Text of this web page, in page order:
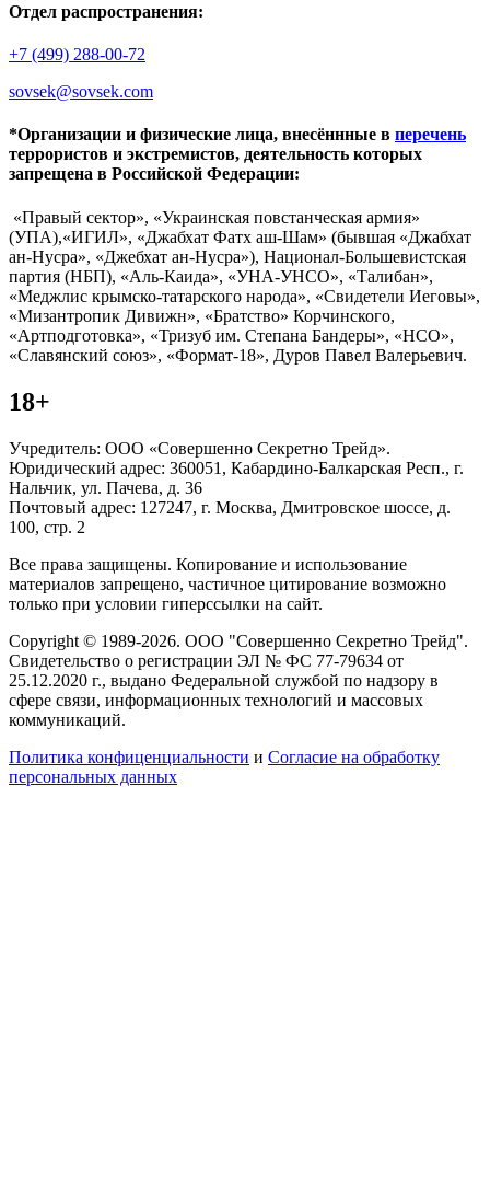
Отдел распространения:
+7 (499) 288-00-72
sovsek@sovsek.com
*Организации и физические лица, внесённные в перечень
террористов и экстремистов, деятельность которых
запрещена в Российской Федерации:
«Правый сектор», «Украинская повстанческая армия»
(УПА),«ИГИЛ», «Джабхат Фатх аш-Шам» (бывшая «Джабхат
ан-Нусра», «Джебхат ан-Нусра»), Национал-Большевистская
партия (НБП), «Аль-Каида», «УНА-УНСО», «Талибан»,
«Меджлис крымско-татарского народа», «Свидетели Иеговы»,
«Мизантропик Дивижн», «Братство» Корчинского,
«Артподготовка», «Тризуб им. Степана Бандеры», «НСО»,
«Славянский союз», «Формат-18», Дуров Павел Валерьевич.
18+
Учредитель: ООО «Совершенно Секретно Трейд».
Юридический адрес: 360051, Кабардино-Балкарская Респ., г.
Нальчик, ул. Пачева, д. 36
Почтовый адрес: 127247, г. Москва, Дмитровское шоссе, д.
100, стр. 2
Все права защищены. Копирование и использование
материалов запрещено, частичное цитирование возможно
только при условии гиперссылки на сайт.
Copyright © 1989-2026. ООО "Совершенно Секретно Трейд".
Свидетельство о регистрации ЭЛ № ФС 77-79634 от
25.12.2020 г., выдано Федеральной службой по надзору в
сфере связи, информационных технологий и массовых
коммуникаций.
Политика конфиценциальности и Согласие на обработку
персональных данных